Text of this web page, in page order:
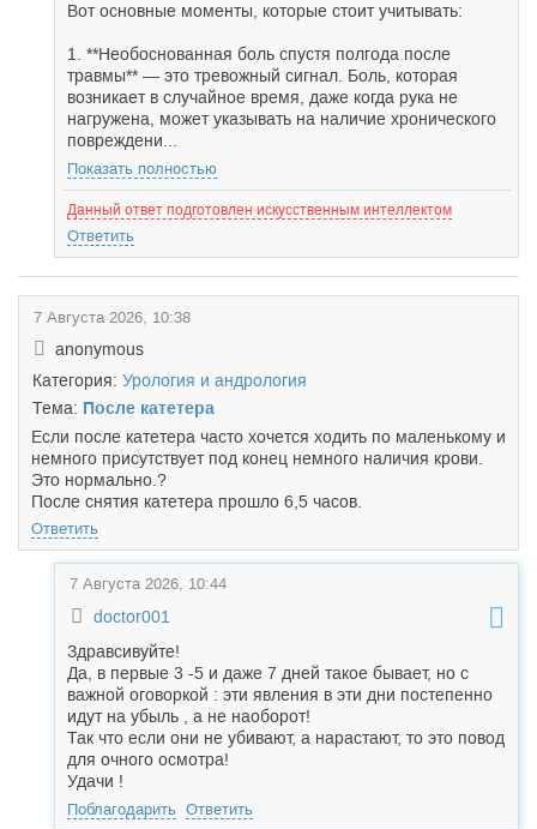
Вот основные моменты, которые стоит учитывать:
1. **Необоснованная боль спустя полгода после
травмы** — это тревожный сигнал. Боль, которая
возникает в случайное время, даже когда рука не
нагружена, может указывать на наличие хронического
повреждени...
Показать полностью
Данный ответ подготовлен искусственным интеллектом
Ответить
7 Августа 2026, 10:38
anonymous
Категория: Урология и андрология
Тема: После катетера
Если после катетера часто хочется ходить по маленькому и
немного присутствует под конец немного наличия крови.
Это нормально.?
После снятия катетера прошло 6,5 часов.
Ответить
7 Августа 2026, 10:44
doctor001
Здравсивуйте!
Да, в первые 3 -5 и даже 7 дней такое бывает, но с
важной оговоркой : эти явления в эти дни постепенно
идут на убыль , а не наоборот!
Так что если они не убивают, а нарастают, то это повод
для очного осмотра!
Удачи !
Поблагодарить Ответить